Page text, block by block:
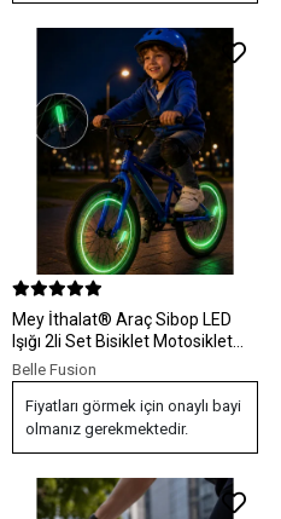
Mey İthalat® Araç Sibop LED
Işığı 2li Set Bisiklet Motosiklet
Jant Lambası
Belle Fusion
Fiyatları görmek için onaylı bayi
olmanız gerekmektedir.